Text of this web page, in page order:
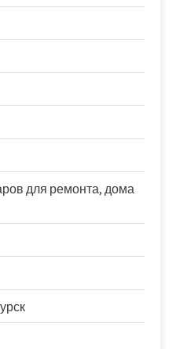
для ремонта, дома